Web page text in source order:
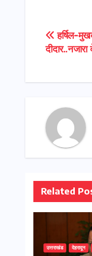
Post
हर्षिल-
Related
उत्तराखंड देहरादून